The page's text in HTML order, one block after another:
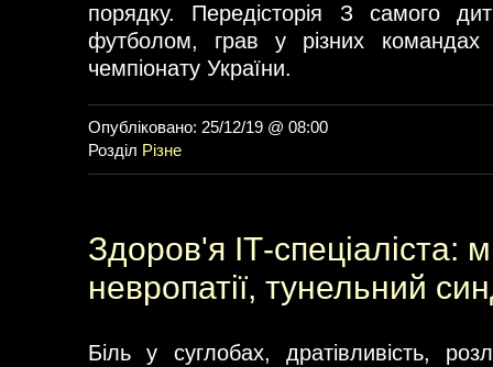
порядку. Передісторія З самого
футболом, грав у різних командах
чемпіонату України.
Опубліковано: 25/12/19 @ 08:00
Розділ Різне
Здоров'я ІТ-спеціаліста:
невропатії, тунельний
Біль у суглобах, дратівливість,